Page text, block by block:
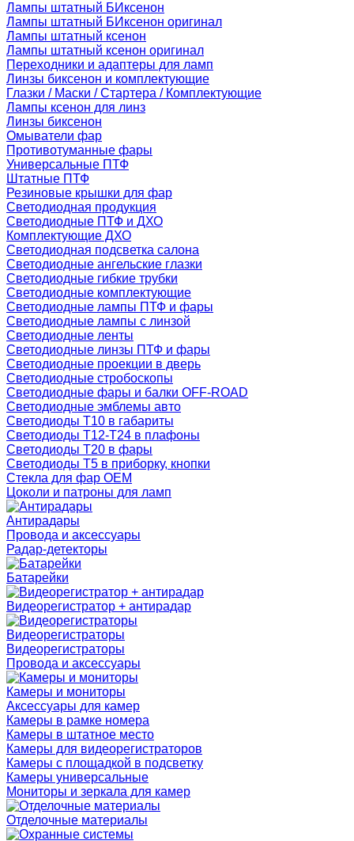
Лампы штатный БИксенон
Лампы штатный БИксенон оригинал
Лампы штатный ксенон
Лампы штатный ксенон оригинал
Переходники и адаптеры для ламп
Линзы биксенон и комплектующие
Глазки / Маски / Стартера / Комплектующие
Лампы ксенон для линз
Линзы биксенон
Омыватели фар
Противотуманные фары
Универсальные ПТФ
Штатные ПТФ
Резиновые крышки для фар
Светодиодная продукция
Светодиодные ПТФ и ДХО
Комплектующие ДХО
Светодиодная подсветка салона
Светодиодные ангельские глазки
Светодиодные гибкие трубки
Светодиодные комплектующие
Светодиодные лампы ПТФ и фары
Светодиодные лампы с линзой
Светодиодные ленты
Светодиодные линзы ПТФ и фары
Светодиодные проекции в дверь
Светодиодные стробоскопы
Светодиодные фары и балки OFF-ROAD
Светодиодные эмблемы авто
Светодиоды T10 в габариты
Светодиоды T12-T24 в плафоны
Светодиоды T20 в фары
Светодиоды T5 в приборку, кнопки
Стекла для фар OEM
Цоколи и патроны для ламп
Антирадары
Провода и аксессуары
Радар-детекторы
Батарейки
Видеорегистратор + антирадар
Видеорегистраторы
Видеорегистраторы
Провода и аксессуары
Камеры и мониторы
Аксессуары для камер
Камеры в рамке номера
Камеры в штатное место
Камеры для видеорегистраторов
Камеры с площадкой в подсветку
Камеры универсальные
Мониторы и зеркала для камер
Отделочные материалы